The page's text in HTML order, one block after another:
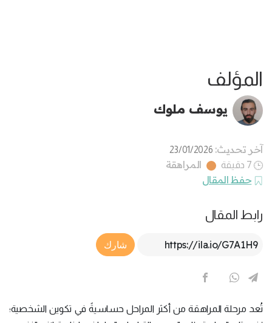
المؤلف
يوسف ملوك
آخر تحديث: 23/01/2026
7 دقيقة
المراهقة
حفظ المقال
رابط المقال
Article Link
شارك
تُعد مرحلة المراهقة من أكثر المراحل حساسيةً في تكوين الشخصية؛